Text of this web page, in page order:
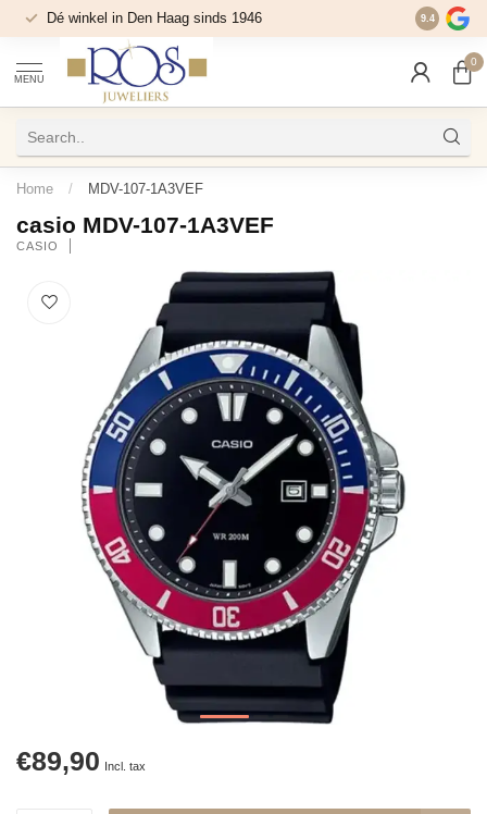
Dé winkel in Den Haag sinds 1946 9.4
MENU
0
Home / MDV-107-1A3VEF
casio MDV-107-1A3VEF
CASIO
€89,90 Incl. tax